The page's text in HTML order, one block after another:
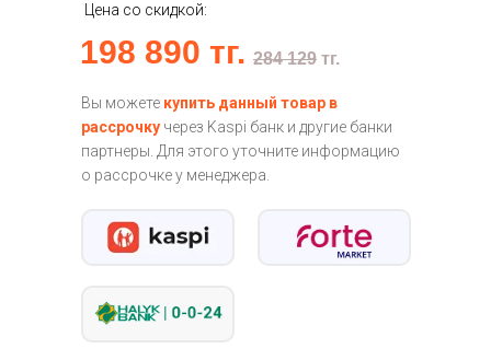
198 890 тг.
Вы можете купить данный товар в
рассрочку через Kaspi банк и другие банки
партнеры. Для этого уточните информацию
о рассрочке у менеджера.
Цена со скидкой:
284 129 тг.